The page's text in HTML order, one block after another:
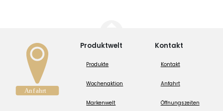
Produktwelt
Produkte
Wochenaktion
Markenwelt
Kontakt
Kontakt
Anfahrt
Öffnungszeiten